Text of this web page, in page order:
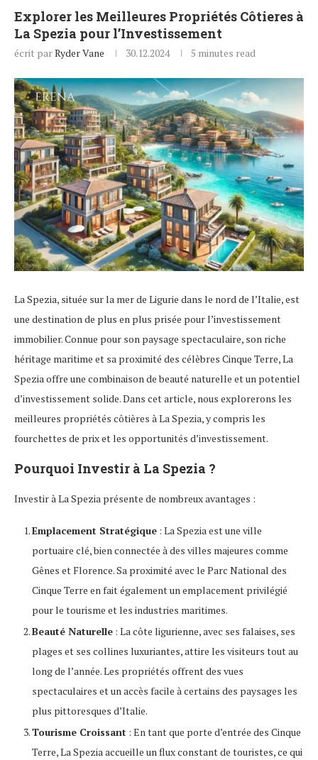
Explorer les Meilleures Propriétés Côtieres à
La Spezia pour l’Investissement
écrit parRyder Vane 30.12.2024 5 minutes read
La Spezia, située sur la mer de Ligurie dans le nord de l’Italie, est
une destination de plus en plus prisée pour l’investissement
immobilier. Connue pour son paysage spectaculaire, son riche
héritage maritime et sa proximité des célèbres Cinque Terre, La
Spezia offre une combinaison de beauté naturelle et un potentiel
d’investissement solide. Dans cet article, nous explorerons les
meilleures propriétés côtières à La Spezia, y compris les
fourchettes de prix et les opportunités d’investissement.
Pourquoi Investir à La Spezia ?
Investir à La Spezia présente de nombreux avantages :
Emplacement Stratégique : La Spezia est une ville
portuaire clé, bien connectée à des villes majeures comme
Gênes et Florence. Sa proximité avec le Parc National des
Cinque Terre en fait également un emplacement privilégié
pour le tourisme et les industries maritimes.
Beauté Naturelle : La côte ligurienne, avec ses falaises, ses
plages et ses collines luxuriantes, attire les visiteurs tout au
long de l’année. Les propriétés offrent des vues
spectaculaires et un accès facile à certains des paysages les
plus pittoresques d’Italie.
Tourisme Croissant : En tant que porte d’entrée des Cinque
Terre, La Spezia accueille un flux constant de touristes, ce qui